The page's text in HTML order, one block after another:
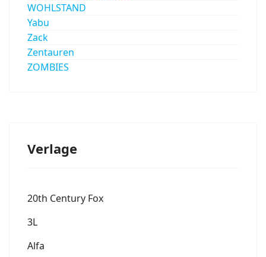
WOHLSTAND
Yabu
Zack
Zentauren
ZOMBIES
Verlage
20th Century Fox
3L
Alfa